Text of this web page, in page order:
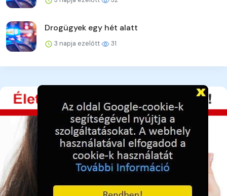
Drogügyek egy hét alatt
3 napja ezelőtt 31